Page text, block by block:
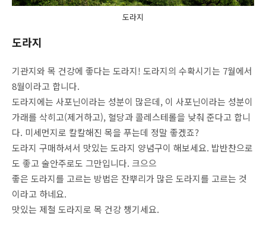
도라지
도라지
기관지와 목 건강에 좋다는 도라지! 도라지의 수확시기는 7월에서
8월이라고 합니다.
도라지에는 사포닌이라는 성분이 많은데, 이 사포닌이라는 성분이
가래를 삭히고(제거하고), 혈당과 콜레스테롤을 낮춰 준다고 합니
다. 미세먼지로 칼칼해진 목을 푸는데 정말 좋겠죠?
도라지 구매하셔서 맛있는 도라지 양념구이 해보세요. 밥반찬으로
도 좋고 술안주로도 그만입니다. 크으으
좋은 도라지를 고르는 방법은 잔뿌리가 많은 도라지를 고르는 것
이라고 하네요.
맛있는 제철 도라지로 목 건강 챙기세요.